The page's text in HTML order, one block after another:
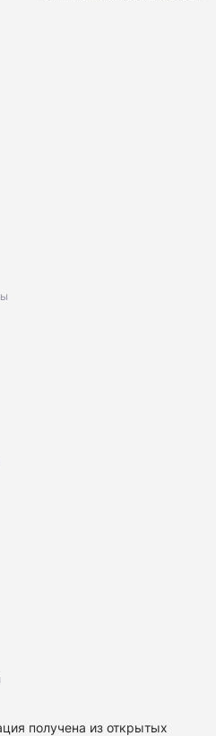
получена из открытых